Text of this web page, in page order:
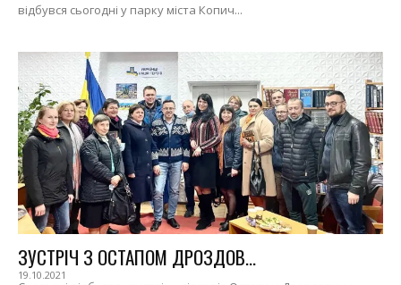
відбувся сьогодні у парку міста Копич...
ЗУСТРІЧ З ОСТАПОМ ДРОЗДОВ...
19.10.2021